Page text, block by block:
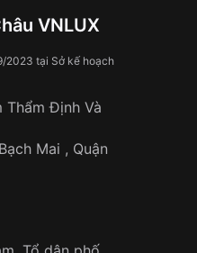
trung bình: 3 – 5 ngày
thành trên toàn quốc
nhận đơn hàng thành
động từ bên ngoài
thời gian:
VNLUX
2023 tại Sở kế hoạch
Thẩm Định Và
Mai , Quận